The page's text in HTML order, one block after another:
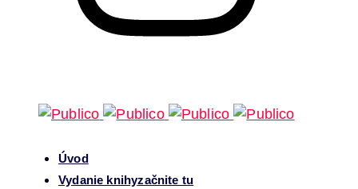
Úvod
Vydanie knihyzačnite tu